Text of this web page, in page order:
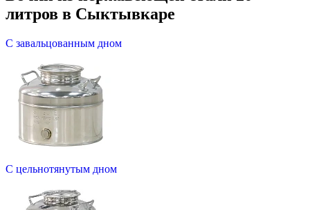
литров в Сыктывкаре
С завальцованным дном
С цельнотянутым дном